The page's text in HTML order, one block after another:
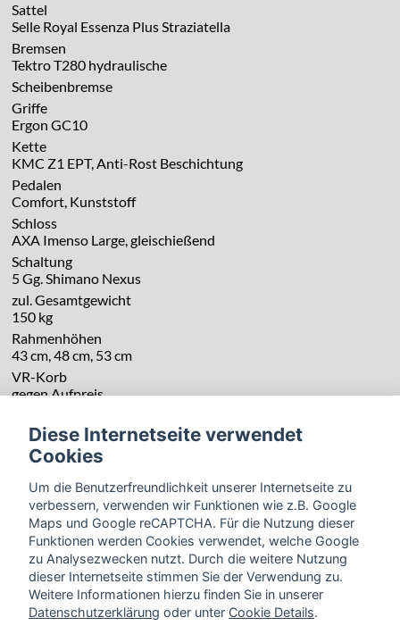
Sattel
Selle Royal Essenza Plus Straziatella
Bremsen
Tektro T280 hydraulische
Scheibenbremse
Griffe
Ergon GC10
Kette
KMC Z1 EPT, Anti-Rost Beschichtung
Pedalen
Comfort, Kunststoff
Schloss
AXA Imenso Large, gleischießend
Schaltung
5 Gg. Shimano Nexus
zul. Gesamtgewicht
150 kg
Rahmenhöhen
43 cm, 48 cm, 53 cm
VR-Korb
gegen Aufpreis
Diese Internetseite verwendet
Cookies
Um die Benutzerfreundlichkeit unserer Internetseite zu
verbessern, verwenden wir Funktionen wie z.B. Google
Maps und Google reCAPTCHA. Für die Nutzung dieser
Funktionen werden Cookies verwendet, welche Google
zu Analysezwecken nutzt. Durch die weitere Nutzung
dieser Internetseite stimmen Sie der Verwendung zu.
Weitere Informationen hierzu finden Sie in unserer
Datenschutzerklärung oder unter Cookie Details.